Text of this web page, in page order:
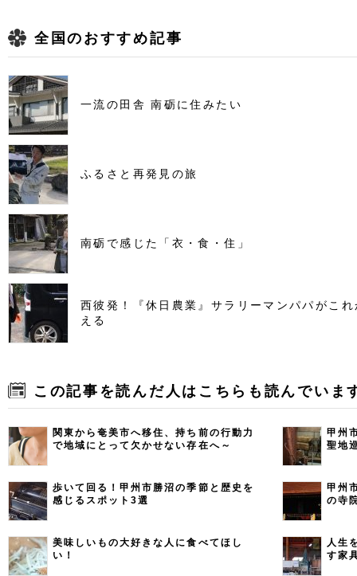
全国のおすすめ記事
一流の田舎 南砺に住みたい
ふるさと再発見の旅
南砺で感じた「衣・食・住」
西彼発！『休日農業』サラリーマンパパがこ
える
この記事を読んだ人はこちらも読んでいま
関東から奄美市へ移住、持ち前の行動力
で地域にとって欠かせない存在へ～
甲州
聖地
歩いて回る！甲州市勝沼の季節と歴史を
感じるスポット3選
甲州
の寺
美味しいもの大好きな人に食べてほし
い！
人生
す家